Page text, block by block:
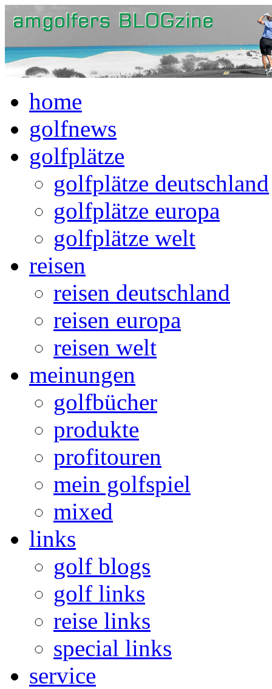
home
golfnews
golfplätze
golfplätze deutschland
golfplätze europa
golfplätze welt
reisen
reisen deutschland
reisen europa
reisen welt
meinungen
golfbücher
produkte
profitouren
mein golfspiel
mixed
links
golf blogs
golf links
reise links
special links
service